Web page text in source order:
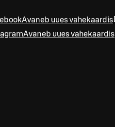
Avaneb uues vahekaardis
Avaneb uues vahekaardis